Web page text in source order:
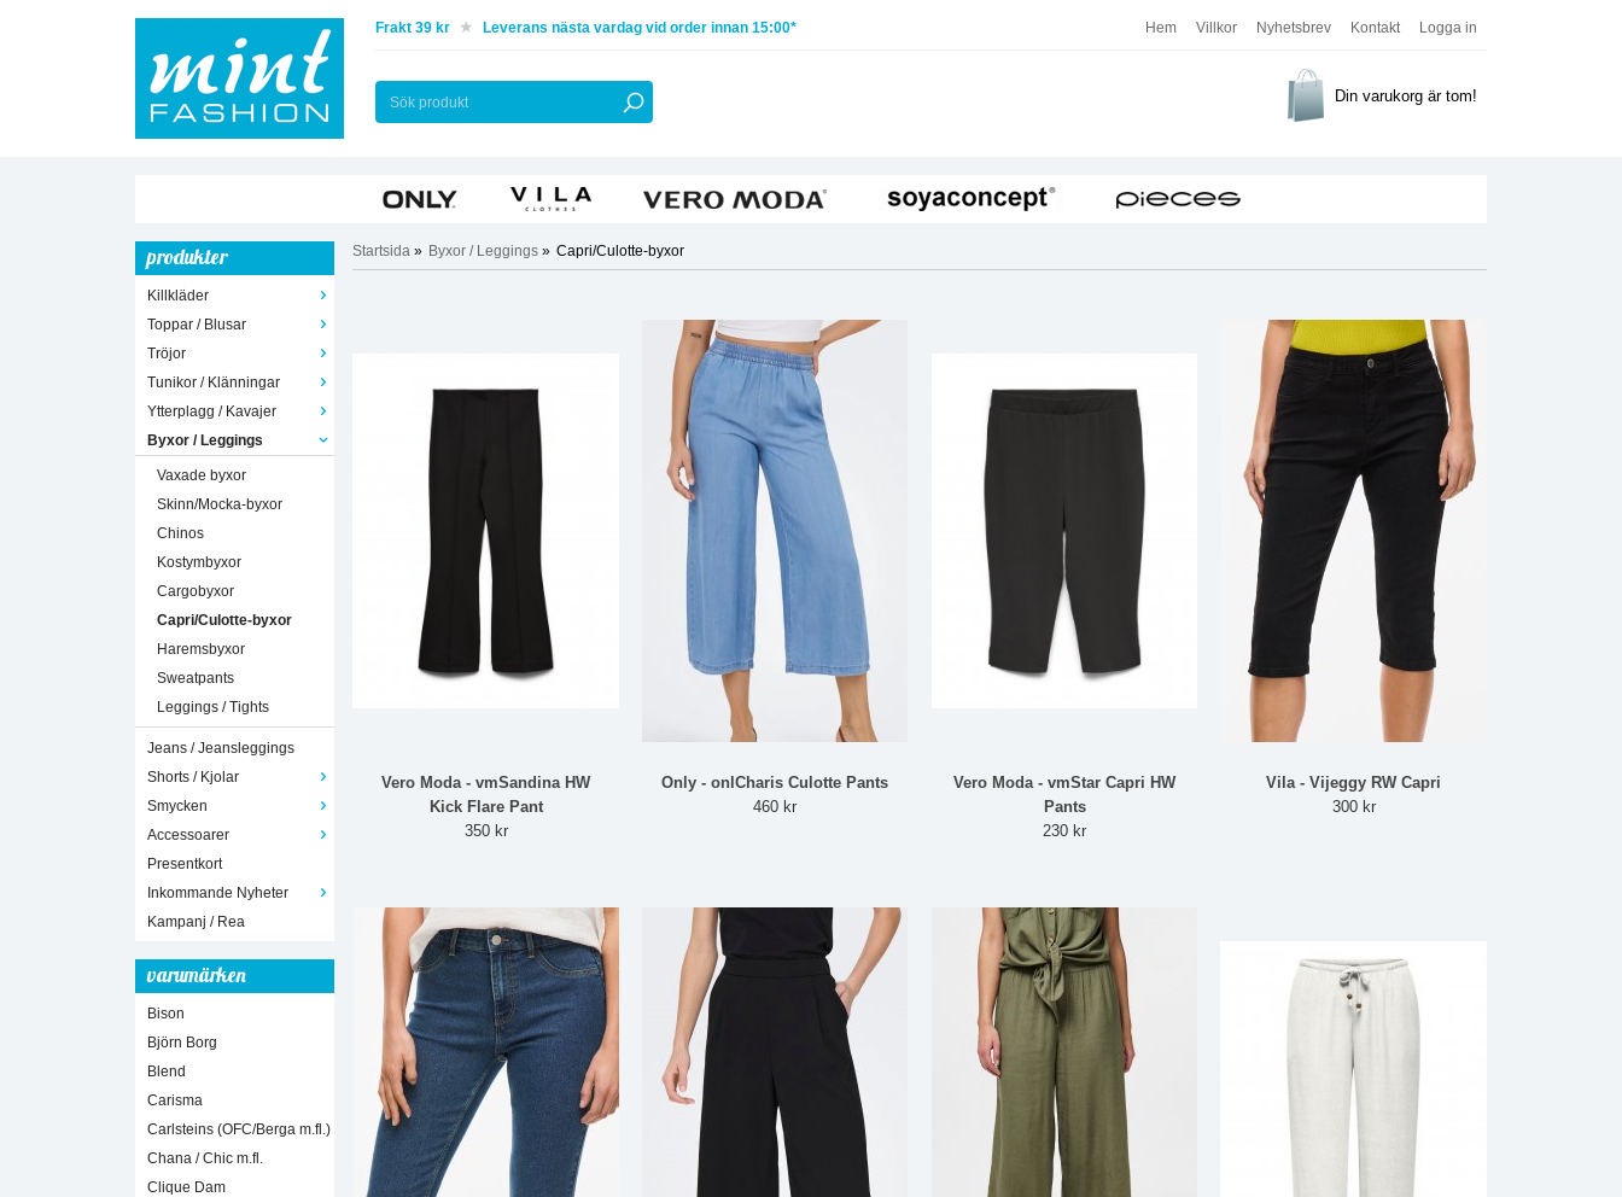
Hem Villkor Nyhetsbrev Kontakt Logga in
Frakt 39 kr Leverans nästa vardag vid order innan 15:00*
Din varukorg är tom!
produkter
Killkläder
Toppar / Blusar
Tröjor
Tunikor / Klänningar
Ytterplagg / Kavajer
Byxor / Leggings
Vaxade byxor
Skinn/Mocka-byxor
Chinos
Kostymbyxor
Cargobyxor
Capri/Culotte-byxor
Haremsbyxor
Sweatpants
Leggings / Tights
Jeans / Jeansleggings
Shorts / Kjolar
Smycken
Accessoarer
Presentkort
Inkommande Nyheter
Kampanj / Rea
varumärken
Bison
Björn Borg
Blend
Carisma
Carlsteins (OFC/Berga m.fl.)
Chana / Chic m.fl.
Clique Dam
Startsida » Byxor / Leggings » Capri/Culotte-byxor
Vero Moda - vmSandina HW
Kick Flare Pant
350 kr
Only - onlCharis Culotte Pants
460 kr
Vero Moda - vmStar Capri HW
Pants
230 kr
Vila - Vijeggy RW Capri
300 kr